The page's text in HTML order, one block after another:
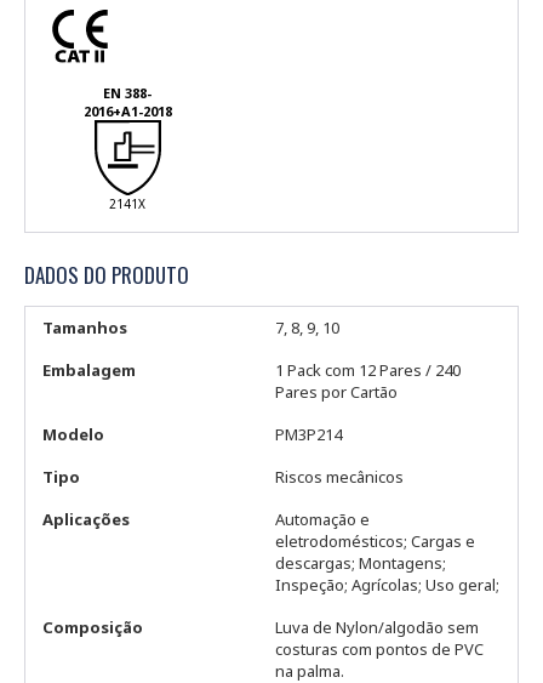
EN 388-
2016+A1-2018
2141X
DADOS DO PRODUTO
Tamanhos
7, 8, 9, 10
Embalagem
1 Pack com 12 Pares / 240
Pares por Cartão
Modelo
PM3P214
Tipo
Riscos mecânicos
Aplicações
Automação e
eletrodomésticos; Cargas e
descargas; Montagens;
Inspeção; Agrícolas; Uso geral;
Composição
Luva de Nylon/algodão sem
costuras com pontos de PVC
na palma.